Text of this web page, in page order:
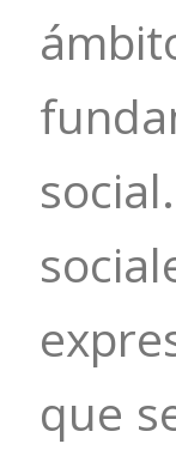
que